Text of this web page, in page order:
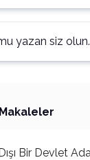
yazan siz olun.
Bir Devlet